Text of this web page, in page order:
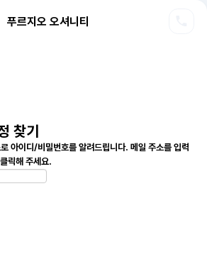
푸르지오 오셔니티
찾기
아이디/비밀번호를 알려드립니다. 메일 주소를 입력
릭해 주세요.